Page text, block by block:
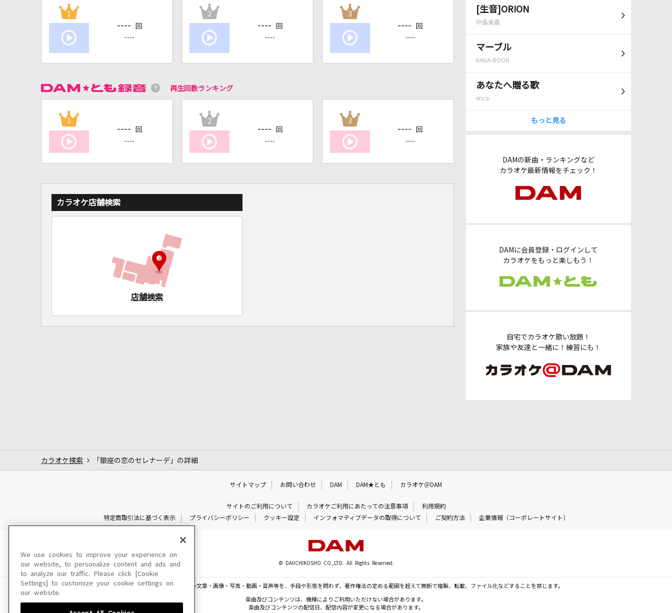
[生音]ORION
中島美嘉
マーブル
KANA-BOON
あなたへ贈る歌
erica
もっと見る
DAMの新曲・ランキングなど
カラオケ最新情報をチェック！
DAMに会員登録・ログインして
カラオケをもっと楽しもう！
自宅でカラオケ歌い放題！
家族や友達と一緒に！練習にも！
1
---- 回
----
2
---- 回
----
3
---- 回
----
再生回数ランキング
1
---- 回
----
2
---- 回
----
3
---- 回
----
カラオケ店舗検索
店舗検索
カラオケ検索 「銀座の恋のセレナーデ」の詳細
サイトマップ お問い合わせ DAM DAM★とも カラオケ＠DAM
サイトのご利用について カラオケご利用にあたっての注意事項
利用規約
特定商取引法に基づく表示
プライバシーポリシー クッキー設定 インフォマティブデータの取得について ご契約方法 企業情報（コーポレートサイト）
© DAIICHIKOSHO CO.,LTD. All Rights Reserved.
このサイトに掲載されている一切の文章・画像・写真・動画・音声等を、手段や形態を問わず、著作権法の定める範囲を超えて無断で複製、転載、ファイル化などすることを禁じます。
楽曲及びコンテンツは、機種によりご利用いただけない場合があります。
楽曲及びコンテンツの配信日、配信内容が変更になる場合があります。
We use cookies to improve your experience on
our website, to personalize content and ads and
to analyze our traffic. Please click [Cookie
Settings] to customize your cookie settings on
our website.